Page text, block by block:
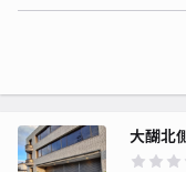
大醐北